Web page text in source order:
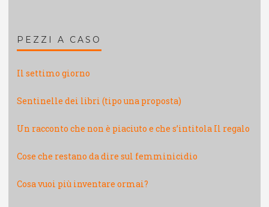
PEZZI A CASO
Il settimo giorno
Sentinelle dei libri (tipo una proposta)
Un racconto che non è piaciuto e che s’intitola Il regalo
Cose che restano da dire sul femminicidio
Cosa vuoi più inventare ormai?